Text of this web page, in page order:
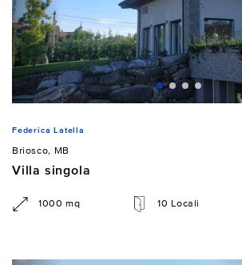
Federica Latella
Briosco, MB
Villa singola
1000 mq 10 Locali